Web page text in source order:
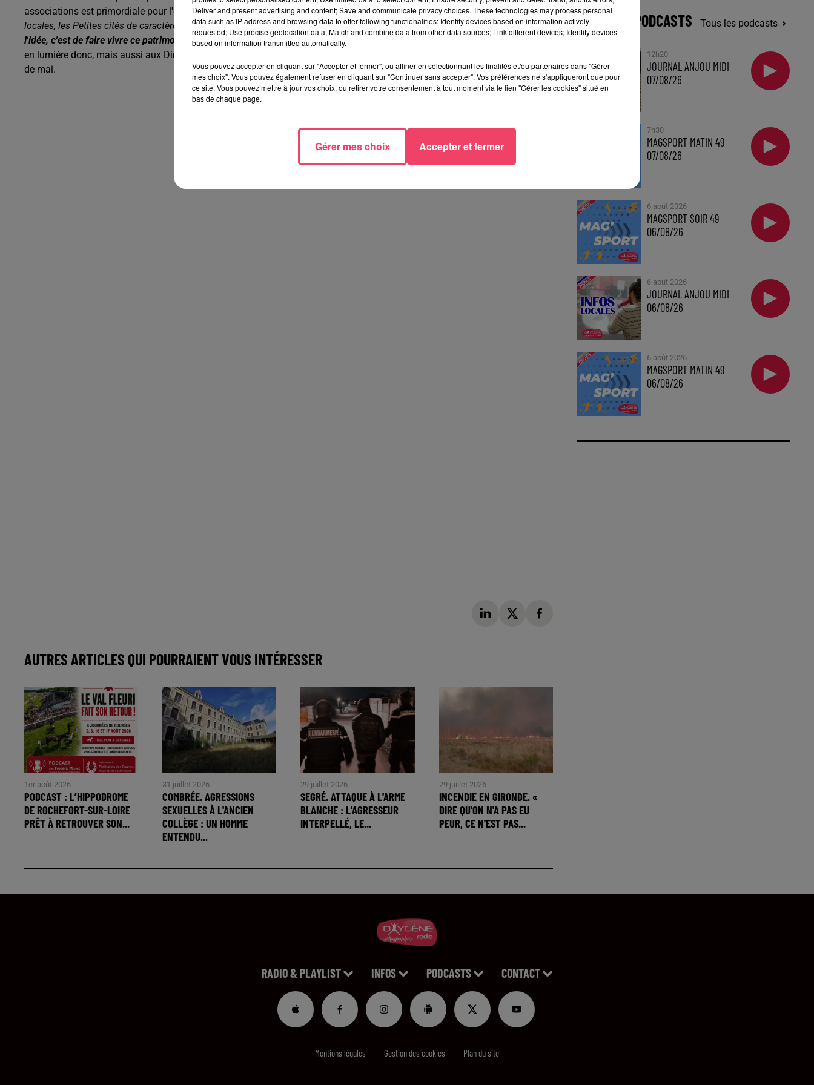
associations est primordiale pour l'élue d'Ombrée-d'Anjou."Ça permet le lien social, et le partenariat avec les associations
locales, les Petites cités de caractère. Avec ce label(obtenu il y a deux ans, ndlr) , on ne parle pas que de vieilles pierres :
l'idée, c'est de faire vivre ce patrimoine, et de le faire vivre surtout par le biais des habitants
Grâce aux Petites cités d'Anjou
en lumière donc, mais aussi aux Dimanches de caractère, une visite originale menée par les habitants et organisée au mois
de mai.
AUTRES ARTICLES QUI POURRAIENT VOUS INTÉRESSER
1er août 2026
PODCAST : L’HIPPODROME
DE ROCHEFORT-SUR-LOIRE
PRÊT À RETROUVER SON...
31 juillet 2026
COMBRÉE. AGRESSIONS
SEXUELLES À L'ANCIEN
COLLÈGE : UN HOMME
ENTENDU...
29 juillet 2026
SEGRÉ. ATTAQUE À L'ARME
BLANCHE : L'AGRESSEUR
INTERPELLÉ, LE...
29 juillet 2026
INCENDIE EN GIRONDE. «
DIRE QU'ON N'A PAS EU
PEUR, CE N'EST PAS...
DERNIERS PODCASTS Tous les podcasts
12h20
JOURNAL ANJOU MIDI
07/08/26
7h30
MAGSPORT MATIN 49
07/08/26
6 août 2026
MAGSPORT SOIR 49
06/08/26
6 août 2026
JOURNAL ANJOU MIDI
06/08/26
6 août 2026
MAGSPORT MATIN 49
06/08/26
RADIO & PLAYLIST INFOS PODCASTS CONTACT
Mentions légales Gestion des cookies Plan du site
Deliver and present advertising and content; Save and communicate privacy choices. These technologies may process personal
data such as IP address and browsing data to offer following functionalities: Identify devices based on information actively
requested; Use precise geolocation data; Match and combine data from other data sources; Link different devices; Identify devices
based on information transmitted automatically.
Vous pouvez accepter en cliquant sur "Accepter et fermer", ou affiner en sélectionnant les finalités et/ou partenaires dans "Gérer
mes choix". Vous pouvez également refuser en cliquant sur "Continuer sans accepter". Vos préférences ne s'appliqueront que pour
ce site. Vous pouvez mettre à jour vos choix, ou retirer votre consentement à tout moment via le lien "Gérer les cookies" situé en
bas de chaque page.
Gérer mes choix Accepter et fermer